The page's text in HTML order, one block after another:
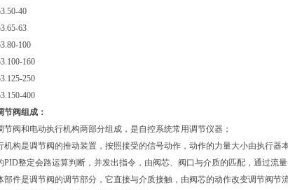
40
63
100
160
250
400
节阀组成：
阀和电动执行机构两部分组成，是自控系统常用调节仪器；
构是调节阀的推动装置，按照接受的信号动作，动作的力量大小由执行器
PID整定会路运算判断，并发出指令，由阀芯、 阀口与介质的匹配，通过流
件是调节阀的调节部分，它直接与介质接触，由阀芯的动作改变调节阀节